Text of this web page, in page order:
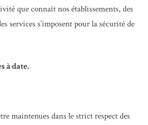
que connaît nos établissements, des
services s’imposent pour la sécurité de
à date.
maintenues dans le strict respect des